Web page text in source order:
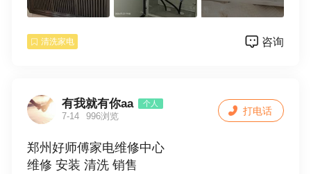
壁挂炉·洗衣机·冰箱，地暖清洗
更换空开，插座
🔧彩钢瓦翻新喷漆 设计安装 阳光房设计安装
🧰室内外防水
清洗家电 咨询
有我就有你aa 个人
7-14 996浏览
郑州好师傅家电维修中心
维修 安装 清洗 销售
打电话